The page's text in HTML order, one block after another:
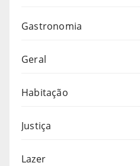
Gastronomia
Geral
Habitação
Justiça
Lazer